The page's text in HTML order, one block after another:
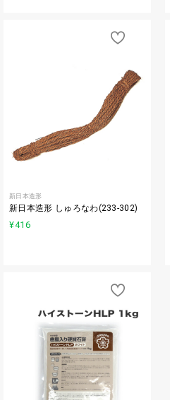
新日本造形
新日本造形 しゅろなわ(233-302)
¥416